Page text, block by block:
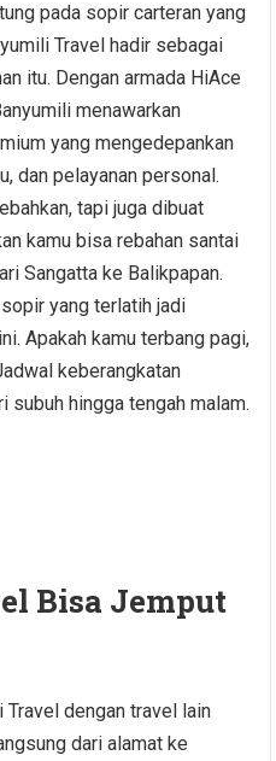
pada sopir carteran yang
Travel hadir sebagai
itu. Dengan armada HiAce
menawarkan
yang mengedepankan
dan pelayanan personal.
tapi juga dibuat
kamu bisa rebahan santai
Sangatta ke Balikpapan.
yang terlatih jadi
Apakah kamu terbang pagi,
keberangkatan
subuh hingga tengah malam.
Bisa Jemput
Travel dengan travel lain
dari alamat ke